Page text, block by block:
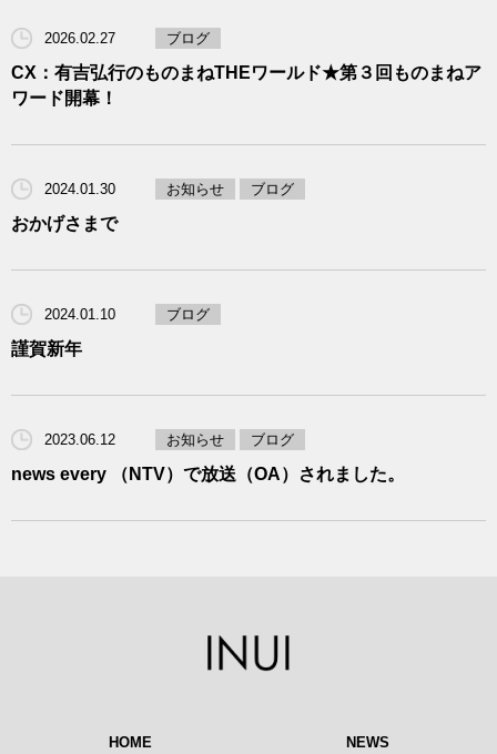
2026.02.27 ブログ
CX：有吉弘行のものまねTHEワールド★第３回ものまねア
ワード開幕！
2024.01.30 お知らせ ブログ
おかげさまで
2024.01.10 ブログ
謹賀新年
2023.06.12 お知らせ ブログ
news every （NTV）で放送（OA）されました。
HOME NEWS